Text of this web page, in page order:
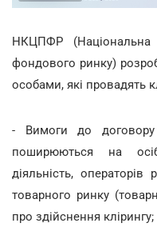
НКЦПФР (Національна
фондового ринку)
особами, які провадять
- Вимоги до договору
поширюються на
діяльність, операторів
товарного ринку
про здійснення клірингу;